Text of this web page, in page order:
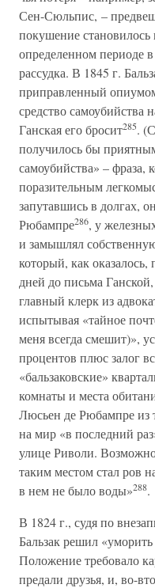
Сен-Сюльпис, –
покушение
определенном периоде
рассудка. В 1845 г.
приправленный
средство самоубийства
Ганская его бросит285.
получилось бы
самоубийства» – фраза,
поразительным
запутавшись в долгах,
Рюбампре286, у
и замышлял
который, как оказалось,
дней до письма
главный клерк из
испытывая «тайное
меня всегда смешит)»,
процентов плюс залог
«бальзаковские»
комнаты и места
Люсьен де Рюбампре из
на мир «в последний
улице Риволи.
таким местом стал ров
в нем не было воды»288.
В 1824 г., судя по
Бальзак решил
Положение требовало
предали друзья, и, во-